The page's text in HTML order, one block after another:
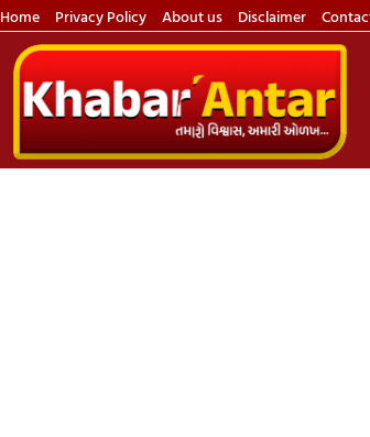
Home Privacy Policy About us Disclaimer